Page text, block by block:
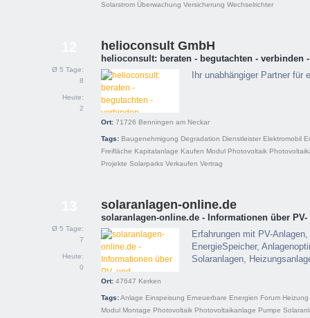
Solarstrom Überwachung Versicherung Wechselrichter
Ø 5 Tage:
8
Heute:
2
helioconsult GmbH
helioconsult: beraten - begutachten - verbinden
Ihr unabhängiger Partner für
Ort: 71726 Benningen am Neckar
Tags: Baugenehmigung Degradation Dienstleister Elektromobil
Freifläche Kapitalanlage Kaufen Modul Photovoltaik
Projekte Solarparks Verkaufen Vertrag
Ø 5 Tage:
7
Heute:
0
solaranlagen-online.de
solaranlagen-online.de - Informationen über
Erfahrungen mit PV-
EnergieSpeicher,
Solaranlagen,
Ort: 47647 Kerken
Tags:Anlage Einspeisung Erneuerbare Energien Forum Heizung
Modul Montage Photovoltaik Photovoltaikanlage Pumpe